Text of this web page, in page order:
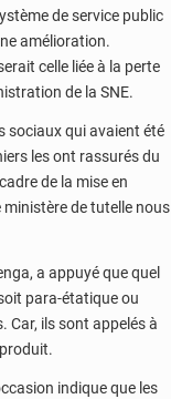
de service public
amélioration.
celle liée à la perte
de la SNE.
sociaux qui avaient été
les ont rassurés du
de la mise en
de tutelle nous
a appuyé que quel
para-étatique ou
Car, ils sont appelés à
indique que les